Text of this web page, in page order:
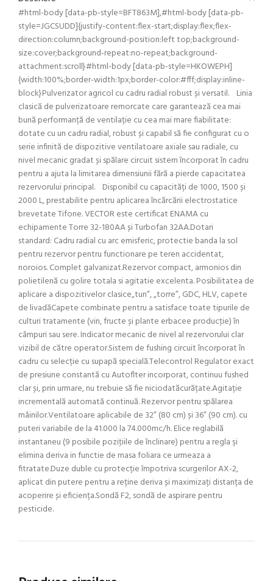
#html-body [data-pb-style=BFT863M],#html-body [data-pb-
style=JGCSUDD]{justify-content:flex-start;display:flex;flex-
direction:column;background-position:left top;background-
size:cover;background-repeat:no-repeat;background-
attachment:scroll}#html-body [data-pb-style=HKOWEPH]
{width:100%;border-width:1px;border-color:#fff;display:inline-
block}Pulverizator agricol cu ​​cadru radial robust și versatil. Linia
clasică de pulverizatoare remorcate care garantează cea mai
bună performanță de ventilație cu cea mai mare fiabilitate:
dotate cu un cadru radial, robust și capabil să fie configurat cu o
serie infinită de dispozitive ventilatoare axiale sau radiale, cu
nivel mecanic gradat și spălare circuit sistem încorporat în cadru
pentru a ajuta la limitarea dimensiunii fără a pierde capacitatea
rezervorului principal. Disponibil cu capacități de 1000, 1500 și
2000 L, prestabilite pentru aplicarea încărcării electrostatice
brevetate Tifone. VECTOR este certificat ENAMA cu
echipamente Torre 32-180AA și Turbofan 32AA.Dotari
standard: Cadru radial cu arc emisferic, protectie banda la sol
pentru rezervor pentru functionare pe teren accidentat,
noroios. Complet galvanizat.Rezervor compact, armonios din
polietilenă cu golire totala si agitatie excelenta. Posibilitatea de
aplicare a dispozitivelor clasice„tun”, „torre”, GDC, HLV, capete
de livadăCapete combinate pentru a satisface toate tipurile de
culturi tratamente (vin, fructe și plante erbacee producţie) în
câmpuri sau sere. Indicator mecanic de nivel al rezervorului clar
vizibil de către operator.Sistem de fushing circuit încorporat în
cadru cu selecție cu supapă specială.Telecontrol Regulator exact
de presiune constantă cu Autoflter incorporat, continuu fushed
clar și, prin urmare, nu trebuie să fie niciodatăcurățate.Agitație
incrementală automată continuă. Rezervor pentru spălarea
mâinilor.Ventilatoare aplicabile de 32” (80 cm) și 36” (90 cm). cu
puteri variabile de la 41.000 la 74.000mc/h. Elice reglabilă
instantaneu (9 posibile poziţiile de înclinare) pentru a regla şi
elimina deriva in functie de masa foliara ce urmeaza a
fitratate.Duze duble cu protecție împotriva scurgerilor AX-2,
aplicat din putere pentru a reține deriva și maximizați distanța de
acoperire și eficiența.Sondă F2, sondă de aspirare pentru
pesticide.